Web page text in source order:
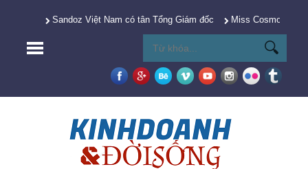
Sandoz Việt Nam có tân Tổng Giám đốc Miss Cosmo 2025